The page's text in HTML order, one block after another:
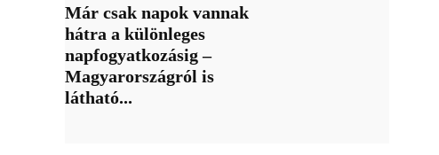
Már csak napok vannak
hátra a különleges
napfogyatkozásig –
Magyarországról is
látható...